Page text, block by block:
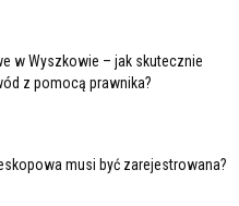
w Wyszkowie – jak skutecznie
z pomocą prawnika?
musi być zarejestrowana?